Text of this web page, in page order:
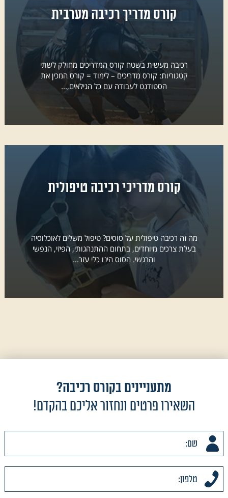
קורס מדריך רכיבה מערבית
רכיבה מעשית בשטח קורס המדריכים מחולק לשתי
קטגוריות: קורס מדריכים – לימוד = קורס המכין את
הסטודנט לעבודה עם כל הגילאים,...
קורס מדריכי רכיבה טיפולית
מה זה רכיבה טיפולית על סוסים? טיפול משלים לאוכלוסיה
בעלת צרכים מיוחדים, בתחום ההתנהגותי, הפיזי, הנפשי
והרגשי. הסוס הינו כלי עזר...
מתעניינים בקורס רכיבה?
השאירו פרטים ונחזור אליכם בהקדם!